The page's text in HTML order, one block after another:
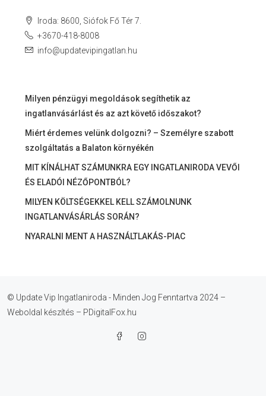
Iroda: 8600, Siófok Fő Tér 7.
+3670-418-8008
info@updatevipingatlan.hu
Milyen pénzügyi megoldások segíthetik az
ingatlanvásárlást és az azt követő időszakot?
Miért érdemes velünk dolgozni? – Személyre szabott
szolgáltatás a Balaton környékén
MIT KÍNÁLHAT SZÁMUNKRA EGY INGATLANIRODA VEVŐI
ÉS ELADÓI NÉZŐPONTBÓL?
MILYEN KÖLTSÉGEKKEL KELL SZÁMOLNUNK
INGATLANVÁSÁRLÁS SORÁN?
NYARALNI MENT A HASZNÁLTLAKÁS-PIAC
© Update Vip Ingatlaniroda - Minden Jog Fenntartva 2024 –
Weboldal készítés – PDigitalFox.hu